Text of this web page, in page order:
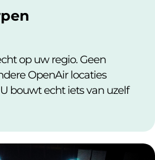
op uw regio. Geen
OpenAir locaties
bouwt echt iets van uzelf